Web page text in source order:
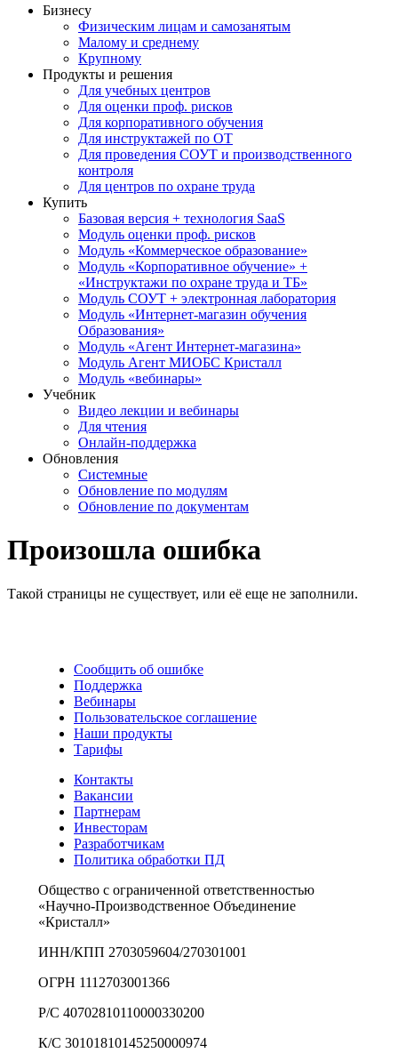
Бизнесу
Физическим лицам и самозанятым
Малому и среднему
Крупному
Продукты и решения
Для учебных центров
Для оценки проф. рисков
Для корпоративного обучения
Для инструктажей по ОТ
Для проведения СОУТ и производственного
контроля
Для центров по охране труда
Купить
Базовая версия + технология SaaS
Модуль оценки проф. рисков
Модуль «Коммерческое образование»
Модуль «Корпоративное обучение» +
«Инструктажи по охране труда и ТБ»
Модуль СОУТ + электронная лаборатория
Модуль «Интернет-магазин обучения
Образования»
Модуль «Агент Интернет-магазина»
Модуль Агент МИОБС Кристалл
Модуль «вебинары»
Учебник
Видео лекции и вебинары
Для чтения
Онлайн-поддержка
Обновления
Системные
Обновление по модулям
Обновление по документам
Произошла ошибка
Такой страницы не существует, или её еще не заполнили.
Сообщить об ошибке
Поддержка
Вебинары
Пользовательское соглашение
Наши продукты
Тарифы
Контакты
Вакансии
Партнерам
Инвесторам
Разработчикам
Политика обработки ПД
Общество с ограниченной ответственностью
«Научно-Производственное Объединение
«Кристалл»
ИНН/КПП 2703059604/270301001
ОГРН 1112703001366
Р/С 40702810110000330200
К/С 30101810145250000974